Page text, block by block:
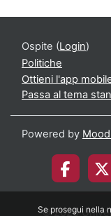
Se prosegui nella
Ospite (Login)
Politiche
Ottieni l'app
Passa al tema
Powered by
© 2026